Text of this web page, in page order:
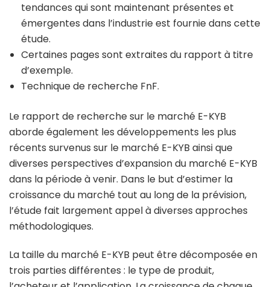
tendances qui sont maintenant présentes et
émergentes dans l’industrie est fournie dans cette
étude.
Certaines pages sont extraites du rapport à titre
d’exemple.
Technique de recherche FnF.
Le rapport de recherche sur le marché E-KYB
aborde également les développements les plus
récents survenus sur le marché E-KYB ainsi que
diverses perspectives d’expansion du marché E-KYB
dans la période à venir. Dans le but d’estimer la
croissance du marché tout au long de la prévision,
l’étude fait largement appel à diverses approches
méthodologiques.
La taille du marché E-KYB peut être décomposée en
trois parties différentes : le type de produit,